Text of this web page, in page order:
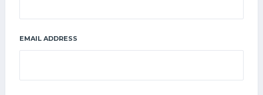
EMAIL ADDRESS